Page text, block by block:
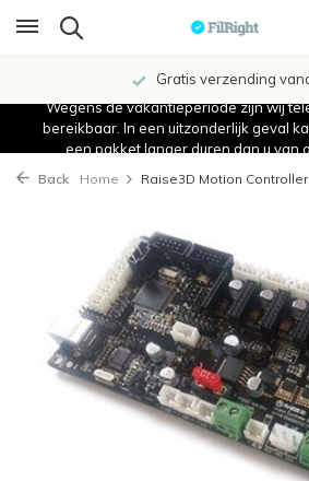
Gratis verzending
Wegens de vakantieperiode zijn wij
bereikbaar. In een uitzonderlijk geval
een pakket langer duren dan u van
Back Home Raise3D Motion Controller